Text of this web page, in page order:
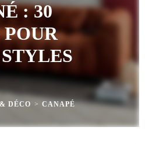
: 30
DÉCO > CANAPÉ